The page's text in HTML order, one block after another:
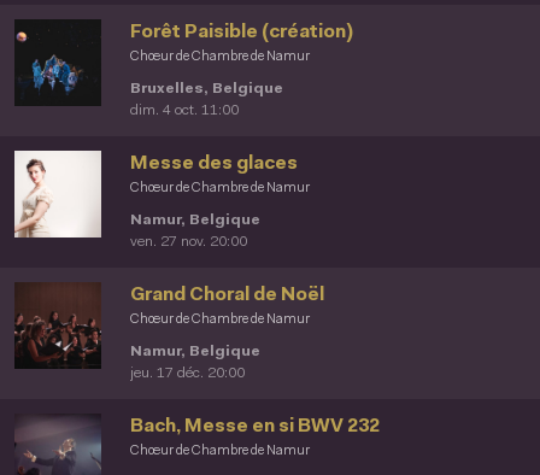
Chœur de Chambre de Namur
Forêt Paisible (création)
Bruxelles, Belgique
dim. 4 oct. 11:00
Chœur de Chambre de Namur
Messe des glaces
Namur, Belgique
ven. 27 nov. 20:00
Chœur de Chambre de Namur
Grand Choral de Noël
Namur, Belgique
jeu. 17 déc. 20:00
Chœur de Chambre de Namur
Bach, Messe en si BWV 232